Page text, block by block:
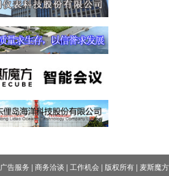
广告服务 | 商务洽谈 | 工作机会| 版权所有| 麦斯魔方